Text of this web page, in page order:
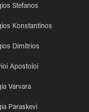
Stefanos
Konstantinos
Dimitrios
Apostoloi
Varvara
Paraskevi